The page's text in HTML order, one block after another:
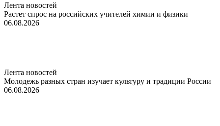
Лента новостей
Растет спрос на российских учителей химии и физики
06.08.2026
Лента новостей
Молодежь разных стран изучает культуру и традиции России
06.08.2026